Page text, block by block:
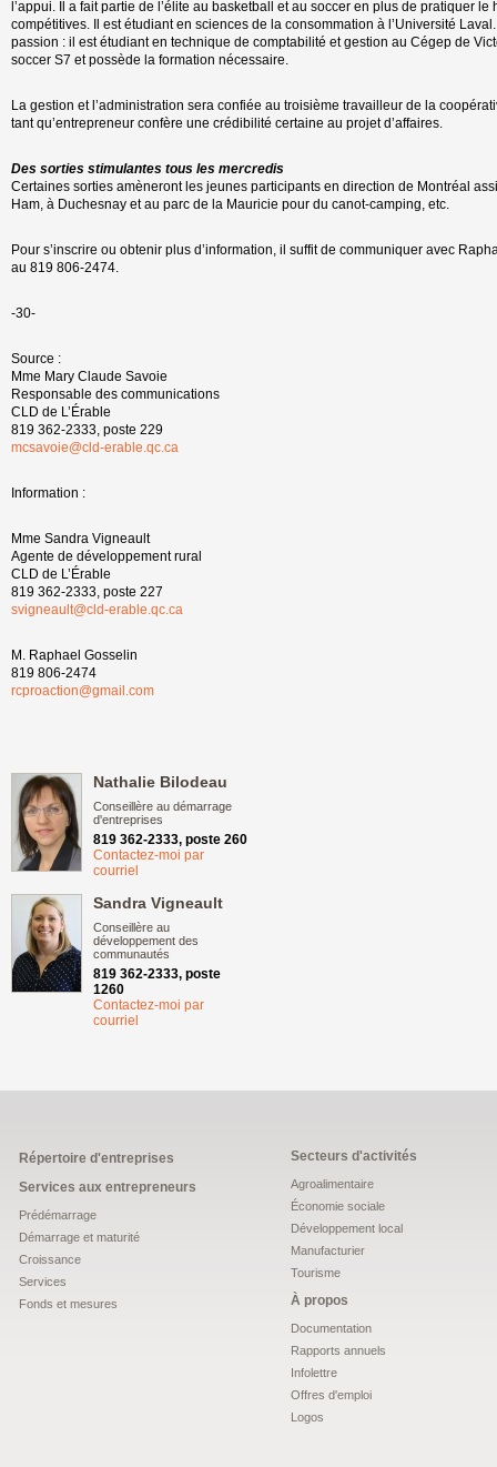
l’appui. Il a fait partie de l’élite au basketball et au soccer en plus de pratiquer
compétitives. Il est étudiant en sciences de la consommation à l’Université
passion : il est étudiant en technique de comptabilité et gestion au Cégep de
soccer S7 et possède la formation nécessaire.
La gestion et l’administration sera confiée au troisième travailleur de la
tant qu’entrepreneur confère une crédibilité certaine au projet d’affaires.
Des sorties stimulantes tous les mercredis
Certaines sorties amèneront les jeunes participants en direction de Montréal
Ham, à Duchesnay et au parc de la Mauricie pour du canot-camping, etc.
Pour s’inscrire ou obtenir plus d’information, il suffit de communiquer avec
au 819 806-2474.
-30-
Source :
Mme Mary Claude Savoie
Responsable des communications
CLD de L’Érable
819 362-2333, poste 229
mcsavoie@cld-erable.qc.ca
Information :
Mme Sandra Vigneault
Agente de développement rural
CLD de L’Érable
819 362-2333, poste 227
svigneault@cld-erable.qc.ca
M. Raphael Gosselin
819 806-2474
rcproaction@gmail.com
Nathalie Bilodeau
Conseillère au démarrage
d'entreprises
819 362-2333, poste 260
Contactez-moi par
courriel
Sandra Vigneault
Conseillère au
développement des
communautés
819 362-2333, poste
1260
Contactez-moi par
courriel
Répertoire d'entreprises
Services aux entrepreneurs
Prédémarrage
Démarrage et maturité
Croissance
Services
Fonds et mesures
Secteurs d'activités
Agroalimentaire
Économie sociale
Développement local
Manufacturier
Tourisme
À propos
Documentation
Rapports annuels
Infolettre
Offres d'emploi
Logos